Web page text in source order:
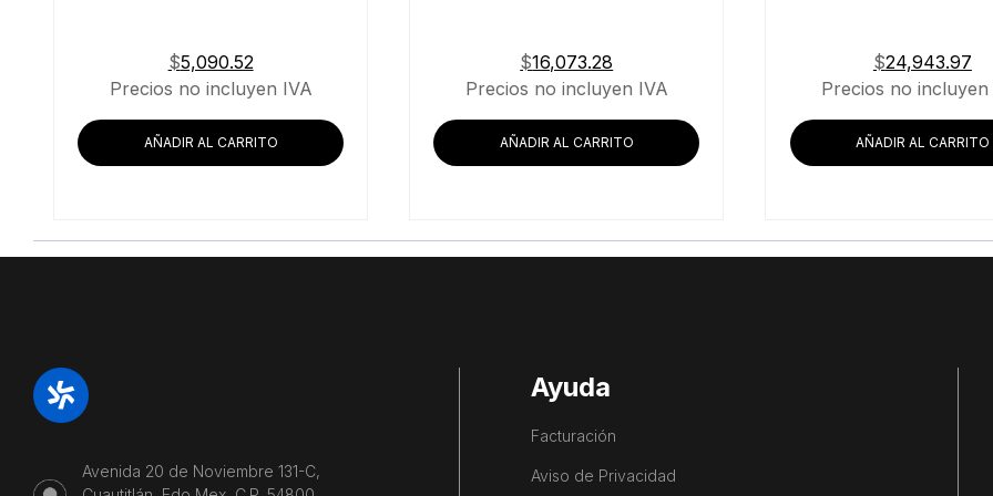
$5,090.52
Precios no incluyen IVA
AÑADIR AL CARRITO
$16,073.28
Precios no incluyen IVA
AÑADIR AL CARRITO
$24,943.97
Precios no incluyen
AÑADIR AL CARRITO
Avenida 20 de Noviembre 131-C,
Ayuda
Facturación
Aviso de Privacidad